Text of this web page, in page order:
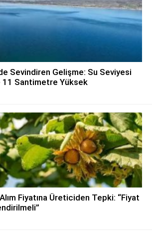
Sevindiren Gelişme: Su Seviyesi
11 Santimetre Yüksek
Alım Fiyatına Üreticiden Tepki: “Fiyat